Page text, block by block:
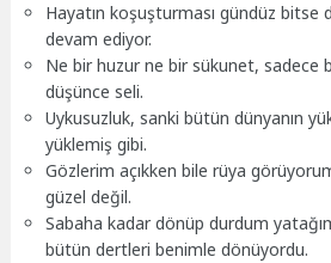
Hayatın koşuşturması gündüz bitse
devam ediyor.
Ne bir huzur ne bir sükunet, sadece
düşünce seli.
Uykusuzluk, sanki bütün dünyanın
yüklemiş gibi.
Gözlerim açıkken bile rüya
güzel değil.
Sabaha kadar dönüp durdum
bütün dertleri benimle dönüyordu.